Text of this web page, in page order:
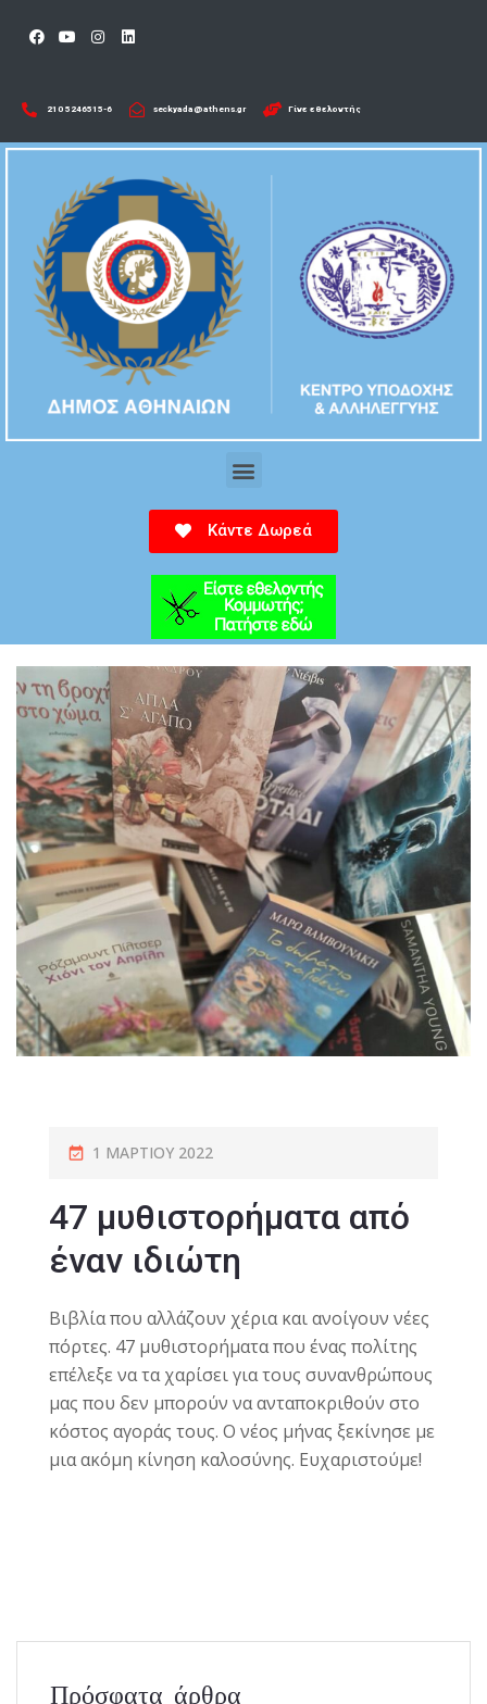
210 5246515-6​ seckyada@athens.gr Γίνε εθελοντής
Κάντε Δωρεά
1 ΜΑΡΤΊΟΥ 2022
47 μυθιστορήματα από
έναν ιδιώτη
Βιβλία που αλλάζουν χέρια και ανοίγουν νέες
πόρτες. 47 μυθιστορήματα που ένας πολίτης
επέλεξε να τα χαρίσει για τους συνανθρώπους
μας που δεν μπορούν να ανταποκριθούν στο
κόστος αγοράς τους. Ο νέος μήνας ξεκίνησε με
μια ακόμη κίνηση καλοσύνης. Ευχαριστούμε!
Πρόσφατα άρθρα